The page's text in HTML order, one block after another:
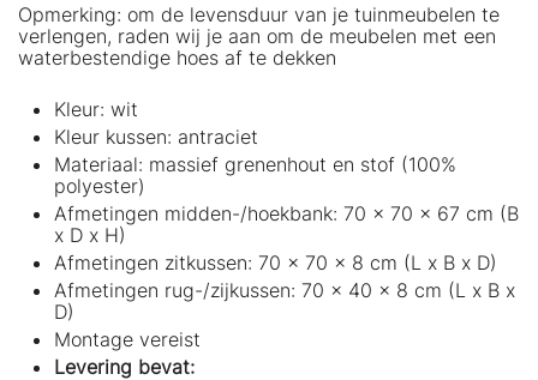
Opmerking: om de levensduur van je tuinmeubelen te
verlengen, raden wij je aan om de meubelen met een
waterbestendige hoes af te dekken
Kleur: wit
Kleur kussen: antraciet
Materiaal: massief grenenhout en stof (100%
polyester)
Afmetingen midden-/hoekbank: 70 x 70 x 67 cm (B
x D x H)
Afmetingen zitkussen: 70 x 70 x 8 cm (L x B x D)
Afmetingen rug-/zijkussen: 70 x 40 x 8 cm (L x B x
D)
Montage vereist
Levering bevat: